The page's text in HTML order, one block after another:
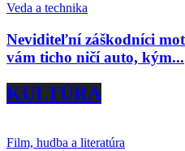
Veda a technika
Neviditeľní záškodníci
vám ticho ničí auto, kým...
KULTÚRA
Film, hudba a literatúra